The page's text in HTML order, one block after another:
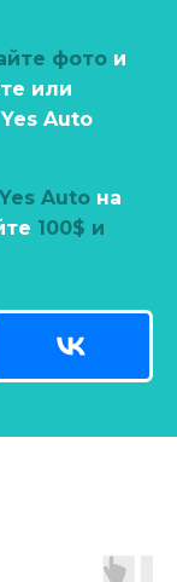
фото и
или
Auto
Auto на
100$ и